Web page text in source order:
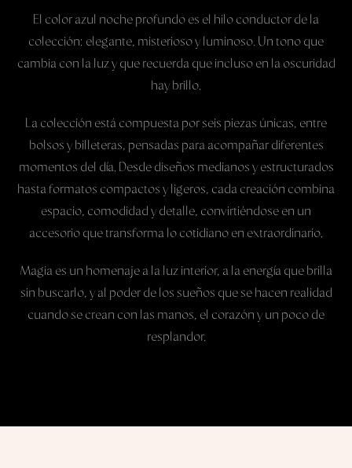
Para la protección de la estampación
•No utilizar secadora ni ningun elemento que genere calor
intenso sobre la estampación
estampado sin refregar
•Evitar el uso de cualquier producto quimico.
•No retorcer o deformar el producto ni la zona del
Peso:12 Gramos
Ancho: 13,7 cms
Altura: 9 cms
El color azul noche profundo es el hilo conductor de la
colección: elegante, misterioso y luminoso. Un tono que
cambia con la luz y que recuerda que incluso en la oscuridad
hay brillo.
La colección está compuesta por seis piezas únicas, entre
bolsos y billeteras, pensadas para acompañar diferentes
momentos del día. Desde diseños medianos y estructurados
hasta formatos compactos y ligeros, cada creación combina
espacio, comodidad y detalle, convirtiéndose en un
accesorio que transforma lo cotidiano en extraordinario.
Magia es un homenaje a la luz interior, a la energía que brilla
sin buscarlo, y al poder de los sueños que se hacen realidad
cuando se crean con las manos, el corazón y un poco de
resplandor.